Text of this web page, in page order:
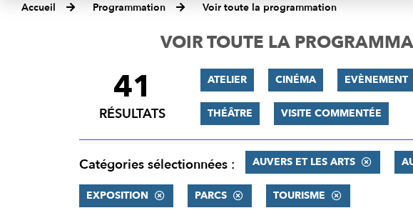
Accueil Programmation Voir toute la programmation
VOIR TOUTE LA
FILTRER
RÉSULTATS
41
RÉSULTATS
ATELIER CINÉMA EVÈNEMENT
THÉÂTRE VISITE COMMENTÉE
Catégories sélectionnées : AUVERS ET LES ARTS
EXPOSITION PARCS TOURISME